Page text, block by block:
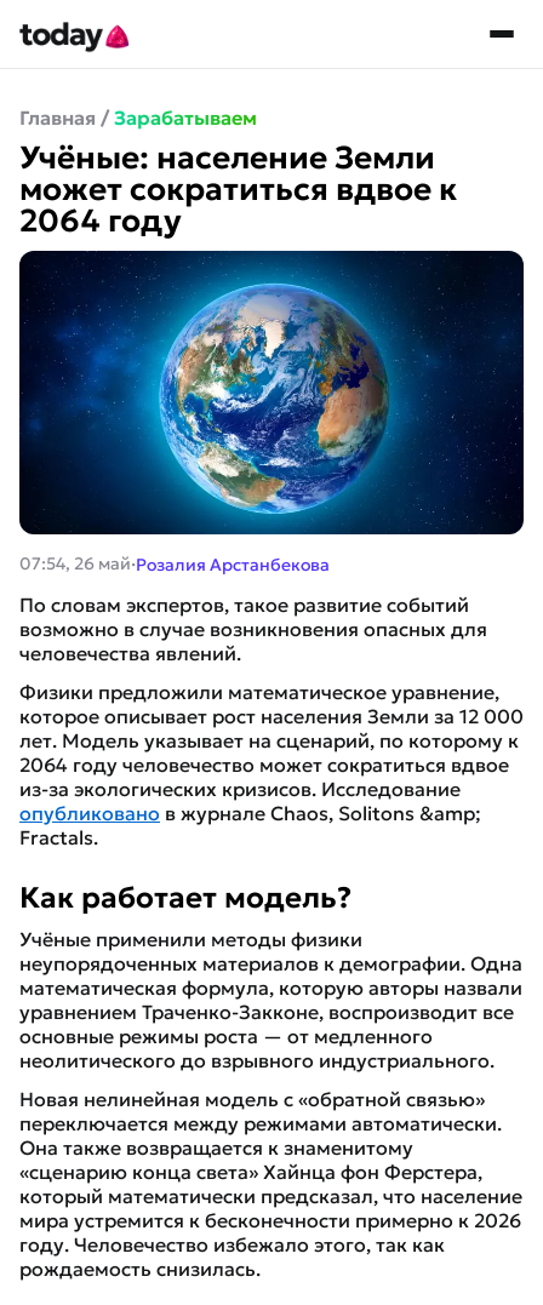
Главная / Зарабатываем
Учёные: население Земли
может сократиться вдвое к
2064 году
07:54, 26 май·Розалия Арстанбекова
По словам экспертов, такое развитие событий
возможно в случае возникновения опасных для
человечества явлений.
Физики предложили математическое уравнение,
которое описывает рост населения Земли за 12 000
лет. Модель указывает на сценарий, по которому к
2064 году человечество может сократиться вдвое
из-за экологических кризисов. Исследование
опубликовано в журнале Chaos, Solitons &amp;
Fractals.
Как работает модель?
Учёные применили методы физики
неупорядоченных материалов к демографии. Одна
математическая формула, которую авторы назвали
уравнением Траченко-Закконе, воспроизводит все
основные режимы роста — от медленного
неолитического до взрывного индустриального.
Новая нелинейная модель с «обратной связью»
переключается между режимами автоматически.
Она также возвращается к знаменитому
«сценарию конца света» Хайнца фон Ферстера,
который математически предсказал, что население
мира устремится к бесконечности примерно к 2026
году. Человечество избежало этого, так как
рождаемость снизилась.